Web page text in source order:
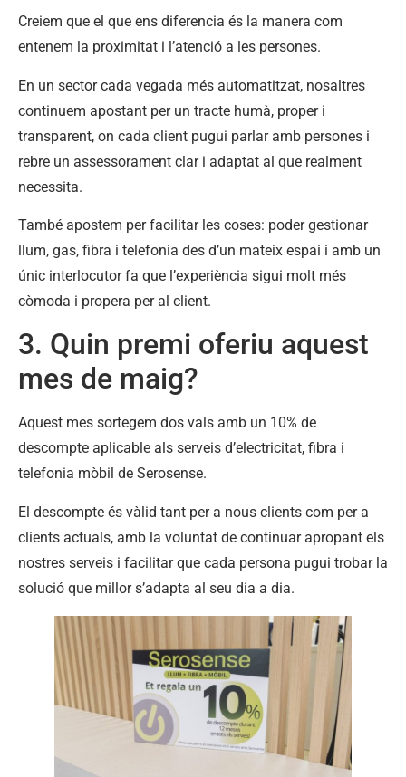
Creiem que el que ens diferencia és la manera com
entenem la proximitat i l’atenció a les persones.
En un sector cada vegada més automatitzat, nosaltres
continuem apostant per un tracte humà, proper i
transparent, on cada client pugui parlar amb persones i
rebre un assessorament clar i adaptat al que realment
necessita.
També apostem per facilitar les coses: poder gestionar
llum, gas, fibra i telefonia des d’un mateix espai i amb un
únic interlocutor fa que l’experiència sigui molt més
còmoda i propera per al client.
3. Quin premi oferiu aquest
mes de maig?
Aquest mes sortegem dos vals amb un 10% de
descompte aplicable als serveis d’electricitat, fibra i
telefonia mòbil de Serosense.
El descompte és vàlid tant per a nous clients com per a
clients actuals, amb la voluntat de continuar apropant els
nostres serveis i facilitar que cada persona pugui trobar la
solució que millor s’adapta al seu dia a dia.